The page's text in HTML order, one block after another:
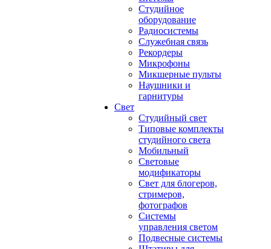
Студийное
оборудование
Радиосистемы
Служебная связь
Рекордеры
Микрофоны
Микшерные пульты
Наушники и
гарнитуры
Свет
Студийный свет
Типовые комплекты
студийного света
Мобильный
Световые
модификаторы
Свет для блогеров,
стримеров,
фотографов
Системы
управления светом
Подвесные системы